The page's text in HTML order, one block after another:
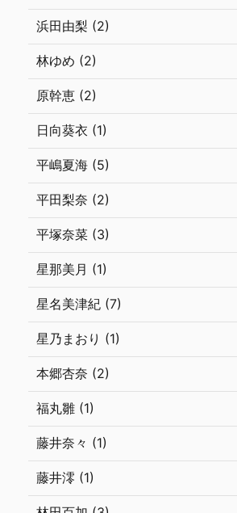
浜田由梨 (2)
林ゆめ (2)
原幹恵 (2)
日向葵衣 (1)
平嶋夏海 (5)
平田梨奈 (2)
平塚奈菜 (3)
星那美月 (1)
星名美津紀 (7)
星乃まおり (1)
本郷杏奈 (2)
福丸雛 (1)
藤井奈々 (1)
藤井澪 (1)